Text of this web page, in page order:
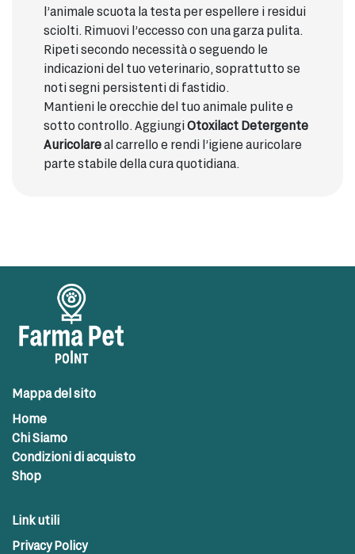
l’animale scuota la testa per espellere i residui
sciolti. Rimuovi l’eccesso con una garza pulita.
Ripeti secondo necessità o seguendo le
indicazioni del tuo veterinario, soprattutto se
noti segni persistenti di fastidio.
Mantieni le orecchie del tuo animale pulite e
sotto controllo. AggiungiOtoxilact Detergente
Auricolareal carrello e rendi l’igiene auricolare
parte stabile della cura quotidiana.
Mappa del sito
Home
Chi Siamo
Condizioni di acquisto
Shop
Link utili
Privacy Policy